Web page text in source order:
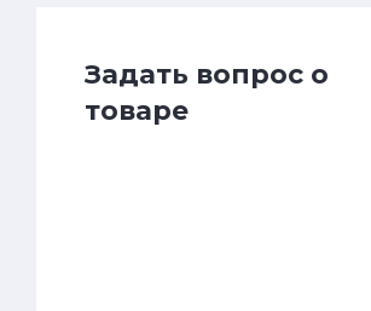
Задать вопрос о
товаре